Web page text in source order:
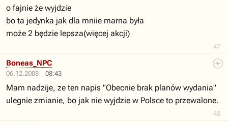
47
o fajnie że wyjdzie
bo ta jedynka jak dla mniie marna była
może 2 będzie lepsza(więcej akcji)
06.12.2008 08:43
48
Boneas_NPC
Mam nadzije, ze ten napis "Obecnie brak planów wydania"
ulegnie zmianie, bo jak nie wyjdzie w Polsce to przewalone.